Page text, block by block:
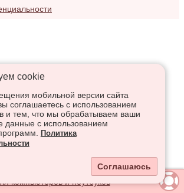
сookie
мобильной версии сайта
соглашаетесь с использованием
и тем, что мы обрабатываем ваши
данные с использованием
Политика
Соглашаюсь
компьютеров и ноутбуков